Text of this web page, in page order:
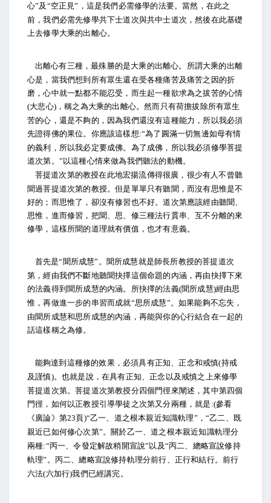
心”及 “空正見” ，這是我們必需修學的法要。當然，在此之
前，我們必需先修學共下士道次與共中士道次，然後在此基礎
上去修學大乘的出離心。
出離心有三種，最殊勝的是大乘的出離心。所謂大乘的出離
心是，當我們想到所有眾生還在受各種痛苦及痛苦之因的折
磨，心中就一點都不能忍受，而生起一種欲求為之拔苦的心情
(大悲心) ，稱之為大乘的出離心。然而只有荷擔拔除所有眾生
苦的心，還是不夠的，因為我們還沒有這種能力，所以我必須
先證得佛的果位。你應該這樣想:“為了圓滿一切無邊如母有情
的義利，所以我必定要成佛。為了成佛，所以我必須修學菩提
道次第。 ”以這種心情來做為我們聽法的動機。
菩提道次第的教授在此地宏揚流傳得很廣，很少有人不曾聽
聞過菩提道次第的教授。但是單單只有聽聞，而沒有思惟是不
好的；而思惟了，卻沒有修習也不好。道次第應該經由聽聞、
思惟，進而修習，把聞、思、修三種法行貫串、互不分離的來
修學，這樣所聞的道理就有價值，也才有意義。
首先是“聞所成慧” 。聞所成慧就是師長所教授的菩提道次
第，經由我們不斷地聽聞抉擇這個命題的內涵，再由抉擇下來
的法義得到聞所成慧的內涵。所抉擇的法義(聞所成慧)經由思
惟，再做進一步的串習而成就“思所成慧” 。如果能夠不忘失，
由聞所成慧和思所成慧的內涵，再能與你的心行結合在一起的
話這樣稱之為修。
能夠達到這種修的效果，必須具有正知、正念和戒慎(持戒
及謹慎)。也就是說，在具有正知、正念以及戒慎之上來修學
菩提道次第。菩提道次第教授分四個門徑來闡述，其中第四個
門徑，如何以正教授引導學徒之次第又分兩種，就是 :(參看
《廣論》第23頁)“乙一、道之根本親近知識軌理” ，“乙二、既
親近已如何修心次第” 。關於乙一、道之根本親近知識軌理分
兩種:“丙一、令發定解故稍開宣說”以及“丙二、總略宣說修持
軌理” 。丙二、總略宣說修持軌理分前行、正行和結行。前行
六法(六加行)我們已經講完。